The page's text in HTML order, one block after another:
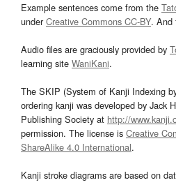
Example sentences come from the
underCreative Commons CC-BY. And
Audio files are graciously provided by
learning site WaniKani.
The SKIP (System of Kanji Indexing
ordering kanji was developed by Jack
Publishing Society at http://
permission. The license is Creative
ShareAlike 4.0 International.
Kanji stroke diagrams are based on